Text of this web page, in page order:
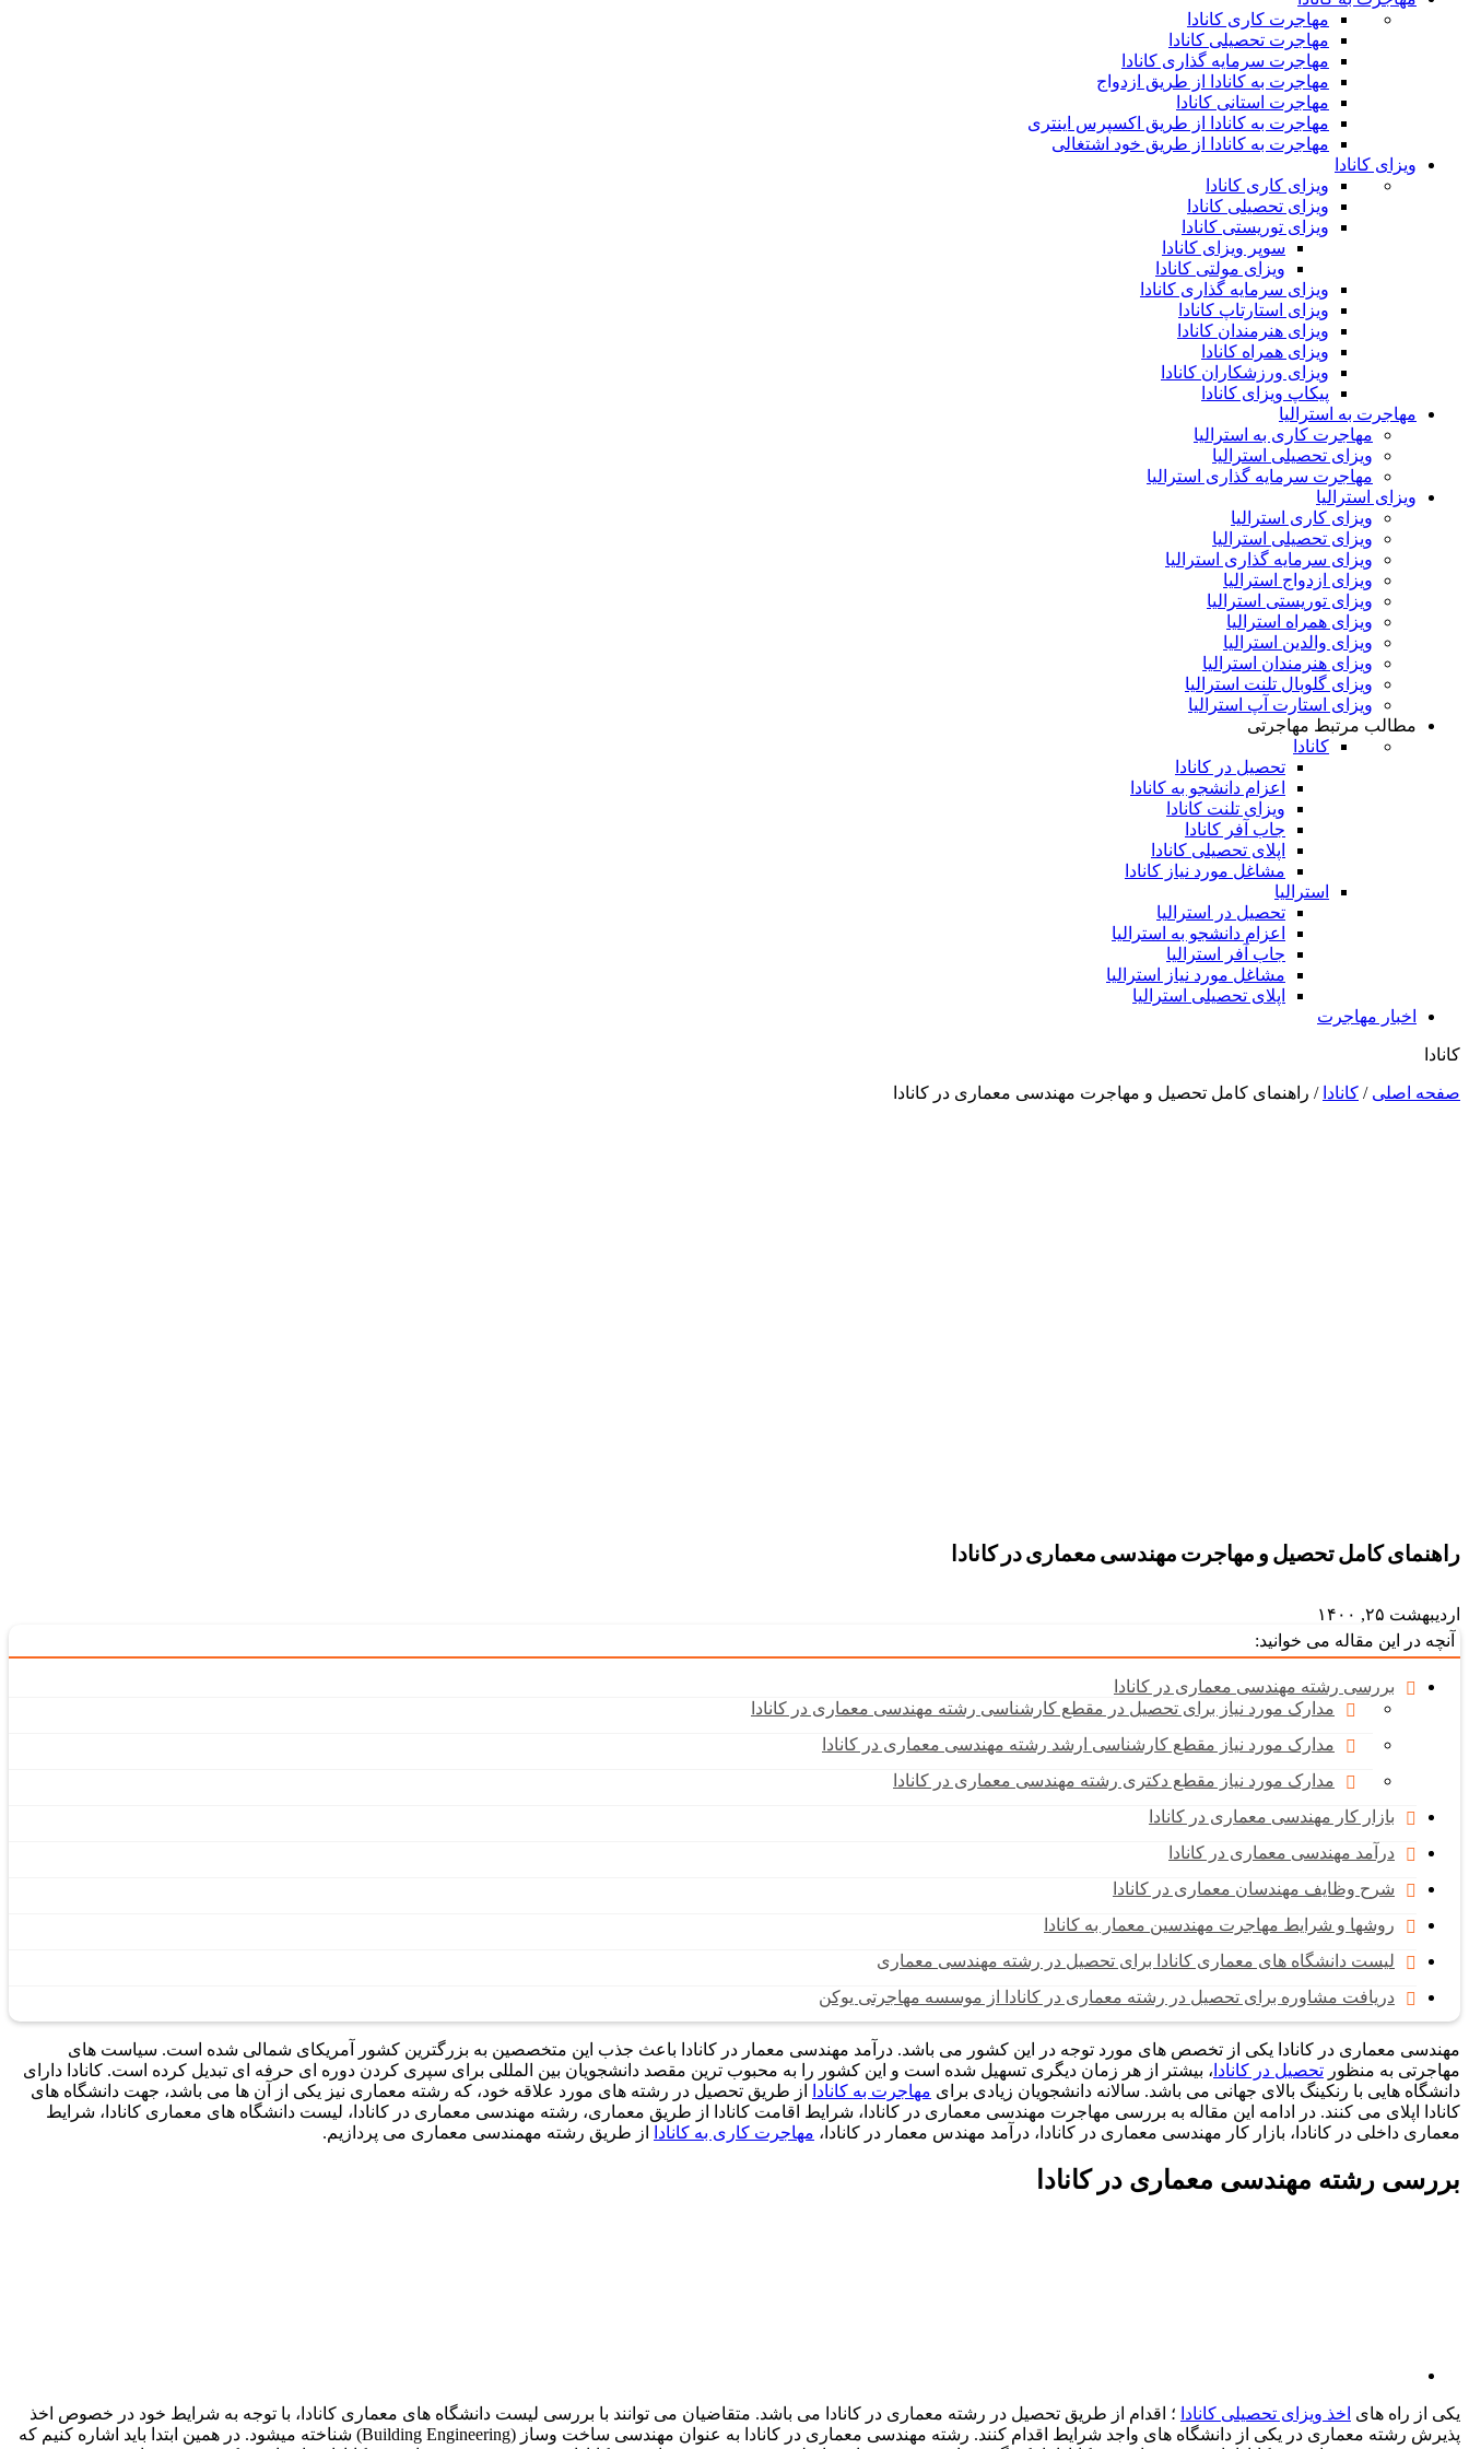
مهاجرت کاری کانادا
مهاجرت تحصیلی کانادا
مهاجرت سرمایه گذاری کانادا
مهاجرت به کانادا از طریق ازدواج
مهاجرت استانی کانادا
مهاجرت به کانادا از طریق اکسپرس اینتری
مهاجرت به کانادا از طریق خود اشتغالی
ویزای کانادا
ویزای کاری کانادا
ویزای تحصیلی کانادا
ویزای توریستی کانادا
سوپر ویزای کانادا
ویزای مولتی کانادا
ویزای سرمایه گذاری کانادا
ویزای استارتاپ کانادا
ویزای هنرمندان کانادا
ویزای همراه کانادا
ویزای ورزشکاران کانادا
پیکاپ ویزای کانادا
مهاجرت به استرالیا
مهاجرت کاری به استرالیا
ویزای تحصیلی استرالیا
مهاجرت سرمایه گذاری استرالیا
ویزای استرالیا
ویزای کاری استرالیا
ویزای تحصیلی استرالیا
ویزای سرمایه گذاری استرالیا
ویزای ازدواج استرالیا
ویزای توریستی استرالیا
ویزای همراه استرالیا
ویزای والدین استرالیا
ویزای هنرمندان استرالیا
ویزای گلوبال تلنت استرالیا
ویزای استارت آپ استرالیا
مطالب مرتبط مهاجرتی
کانادا
تحصیل در کانادا
اعزام دانشجو به کانادا
ویزای تلنت کانادا
جاب آفر کانادا
اپلای تحصیلی کانادا
مشاغل مورد نیاز کانادا
استرالیا
تحصیل در استرالیا
اعزام دانشجو به استرالیا
جاب آفر استرالیا
مشاغل مورد نیاز استرالیا
اپلای تحصیلی استرالیا
اخبار مهاجرت
کانادا
صفحه اصلی / کانادا / راهنمای کامل تحصیل و مهاجرت مهندسی معماری در کانادا
راهنمای کامل تحصیل و مهاجرت مهندسی معماری در کانادا
اردیبهشت ۲۵, ۱۴۰۰
آنچه در این مقاله می خوانید:
بررسی رشته مهندسی معماری در کانادا
مدارک مورد نیاز برای تحصیل در مقطع کارشناسی رشته مهندسی معماری در کانادا
مدارک مورد نیاز مقطع کارشناسی‏ ارشد رشته مهندسی معماری در کانادا
مدارک مورد نیاز مقطع دکتری رشته مهندسی معماری در کانادا
بازار کار مهندسی معماری در کانادا
درآمد مهندسی معماری در کانادا
شرح وظایف مهندسان معماری در کانادا
روشها و شرایط مهاجرت مهندسین معمار به کانادا
لیست دانشگاه ‏های معماری کانادا برای تحصیل در رشته مهندسی معماری
دریافت مشاوره برای تحصیل در رشته معماری در کانادا از موسسه مهاجرتی یوکن
مهندسی معماری در کانادا یکی از تخصص های مورد توجه در این کشور می باشد. درآمد مهندسی معمار در کانادا باعث جذب این متخصصین به بزرگترین کشور آمریکای شمالی شده است. سیاست های
مهاجرتی به منظور تحصیل در کانادا ، بیشتر از هر زمان دیگری تسهیل شده است و این کشور را به محبوب ترین مقصد دانشجویان بین المللی برای سپری کردن دوره ای حرفه ای تبدیل کرده است. کانادا دارای
دانشگاه هایی با رنکینگ بالای جهانی می باشد. سالانه دانشجویان زیادی برای مهاجرت به کانادا
از طریق تحصیل در رشته های مورد علاقه خود، که رشته معماری نیز یکی از آن ها می باشد، جهت دانشگاه های
کانادا اپلای می کنند. در ادامه این مقاله به بررسی مهاجرت مهندسی معماری در کانادا، شرایط اقامت کانادا از طریق معماری، رشته مهندسی معماری در کانادا، لیست دانشگاه های معماری کانادا، شرایط
معماری داخلی در کانادا، بازار کار مهندسی معماری در کانادا، درآمد مهندس معمار در کانادا، مهاجرت کاری به کانادا از طریق رشته مهمندسی معماری می پردازیم.
بررسی رشته مهندسی معماری در کانادا
یکی از راه های اخذ ویزای تحصیلی کانادا ؛ اقدام از طریق تحصیل در رشته معماری در کانادا می باشد. متقاضیان می توانند با بررسی لیست دانشگاه های معماری کانادا، با توجه به شرایط خود در خصوص اخذ
پذیرش رشته معماری در یکی از دانشگاه های واجد شرایط اقدام کنند. رشته مهندسی معماری در کانادا به عنوان مهندسی ساخت‏ و‏ساز (Building Engineering) شناخته می‎‏شود. در همین ابتدا باید اشاره کنیم که